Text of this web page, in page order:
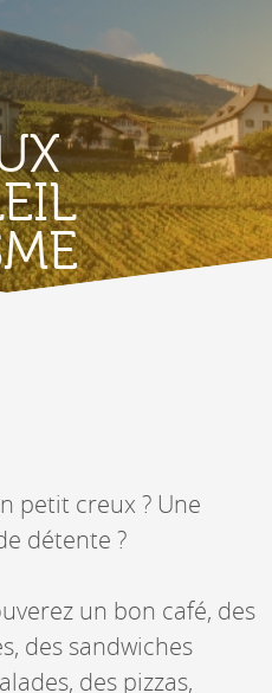
petit creux ? Une
détente ?
un bon café, des
des sandwiches
des pizzas,